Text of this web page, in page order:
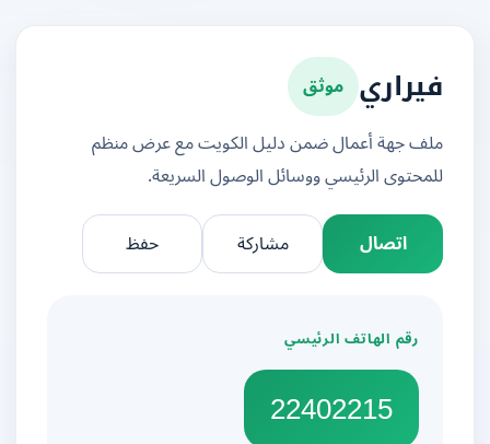
فيراري
موثق
ملف جهة أعمال ضمن دليل الكويت مع عرض منظم
للمحتوى الرئيسي ووسائل الوصول السريعة.
اتصال
مشاركة
رقم الهاتف الرئيسي
22402215